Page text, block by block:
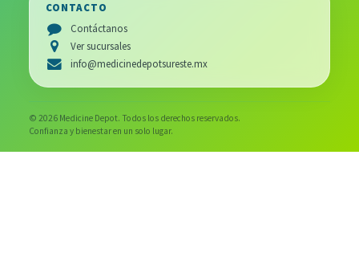
CONTACTO
Contáctanos
Ver sucursales
info@medicinedepotsureste.mx
© 2026 Medicine Depot. Todos los derechos reservados.
Confianza y bienestar en un solo lugar.